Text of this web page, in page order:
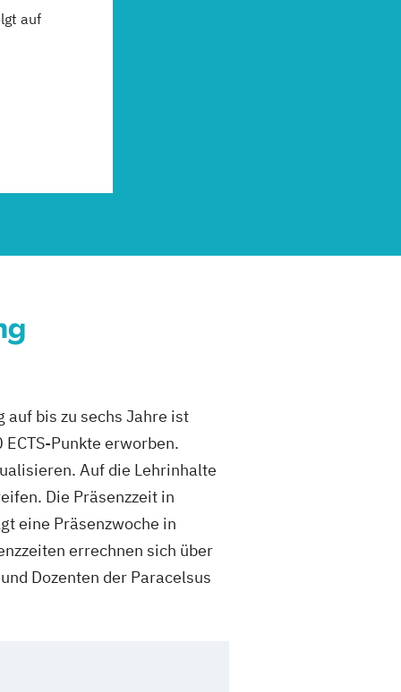
auf
bis zu sechs Jahre ist
Punkte erworben.
Auf die Lehrinhalte
Die Präsenzzeit in
eine Präsenzwoche in
errechnen sich über
Dozenten der Paracelsus